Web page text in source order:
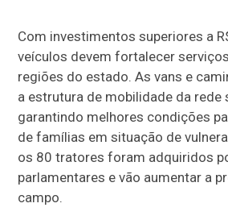
Com investimentos superiores a
veículos devem fortalecer
regiões do estado. As vans e
a estrutura de mobilidade da
garantindo melhores condições
de famílias em situação de
os 80 tratores foram adquiridos
parlamentares e vão aumentar a
campo.